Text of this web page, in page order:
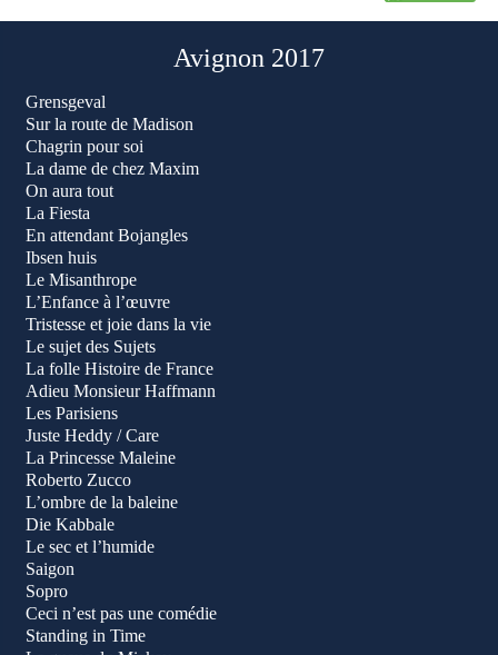
Avignon 2017
Grensgeval
Sur la route de Madison
Chagrin pour soi
La dame de chez Maxim
On aura tout
La Fiesta
En attendant Bojangles
Ibsen huis
Le Misanthrope
L’Enfance à l’œuvre
Tristesse et joie dans la vie
Le sujet des Sujets
La folle Histoire de France
Adieu Monsieur Haffmann
Les Parisiens
Juste Heddy / Care
La Princesse Maleine
Roberto Zucco
L’ombre de la baleine
Die Kabbale
Le sec et l’humide
Saigon
Sopro
Ceci n’est pas une comédie
Standing in Time